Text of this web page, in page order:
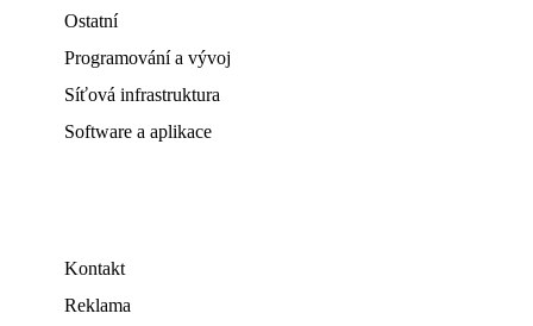
Ostatní
Programování a vývoj
Síťová infrastruktura
Software a aplikace
Kontakt
Reklama